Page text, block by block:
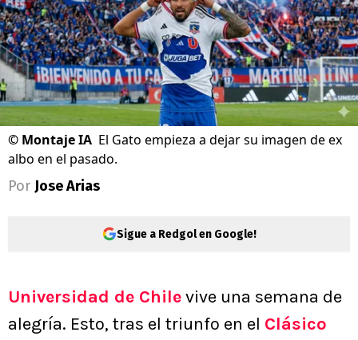
© Montaje IA El Gato empieza a dejar su imagen de ex
albo en el pasado.
Por Jose Arias
Sigue a Redgol en Google!
Universidad de Chilevive una semana de
alegría. Esto, tras el triunfo en el Clásico